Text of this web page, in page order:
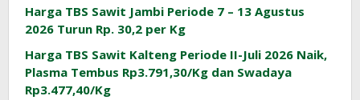
Harga TBS Sawit Jambi Periode 7 – 13 Agustus
2026 Turun Rp. 30,2 per Kg
Harga TBS Sawit Kalteng Periode II-Juli 2026 Naik,
Plasma Tembus Rp3.791,30/Kg dan Swadaya
Rp3.477,40/Kg